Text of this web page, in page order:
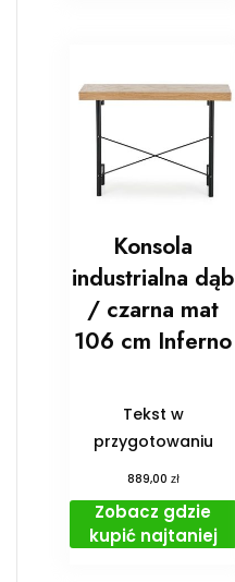
Konsola
industrialna dąb
/ czarna mat
106 cm Inferno
Tekst w
przygotowaniu
889,00 zł
Zobacz gdzie
kupić najtaniej